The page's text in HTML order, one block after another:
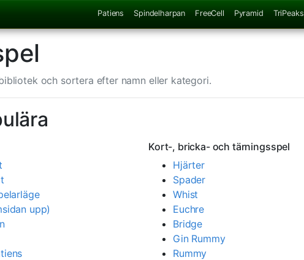
Patiens Spindelharpan FreeCell Pyramid TriPeaks
och sortera efter namn eller kategori.
upp)
Kort-, bricka- och tärningsspel
Hjärter
Spader
Whist
Euchre
Bridge
Gin Rummy
Rummy